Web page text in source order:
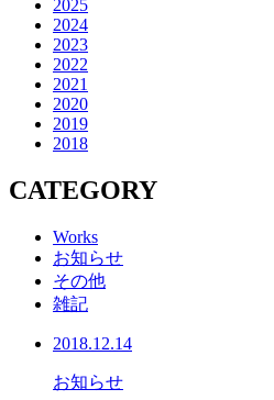
2025
2024
2023
2022
2021
2020
2019
2018
CATEGORY
Works
お知らせ
その他
雑記
2018.12.14
お知らせ